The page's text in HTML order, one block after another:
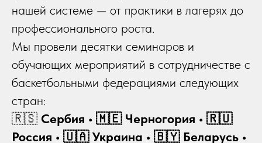
нашей системе — от практики в лагерях до
профессионального роста.
Мы провели десятки семинаров и
обучающих мероприятий в сотрудничестве с
баскетбольными федерациями следующих
стран:
🇷🇸 Сербия • 🇲🇪 Черногория • 🇷🇺
Россия • 🇺🇦 Украина • 🇧🇾 Беларусь •